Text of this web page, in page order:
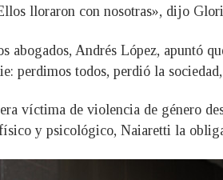
lloraron con nosotras», dijo
abogados, Andrés López, apuntó
perdimos todos, perdió la
víctima de violencia de género
y psicológico, Naiaretti la